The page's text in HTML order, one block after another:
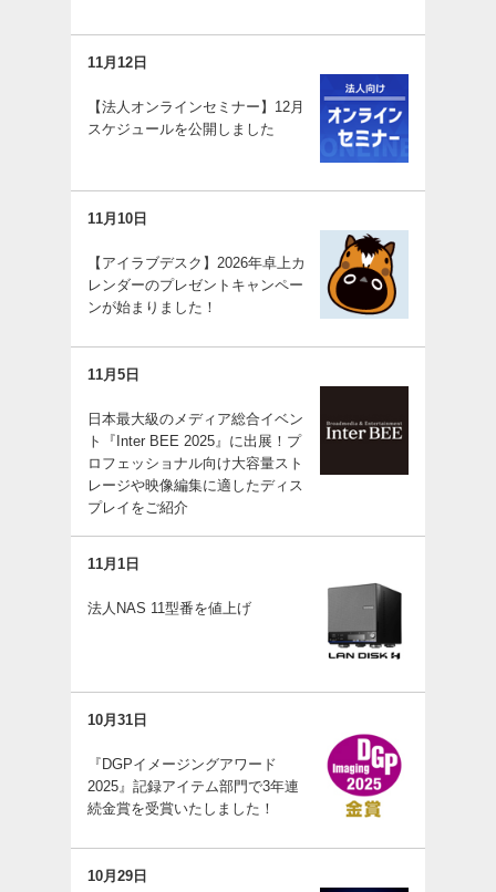
11月12日
【法人オンラインセミナー】12月
スケジュールを公開しました
11月10日
【アイラブデスク】2026年卓上カ
レンダーのプレゼントキャンペー
ンが始まりました！
11月5日
日本最大級のメディア総合イベン
ト『Inter BEE 2025』に出展！プ
ロフェッショナル向け大容量スト
レージや映像編集に適したディス
プレイをご紹介
11月1日
法人NAS 11型番を値上げ
10月31日
『DGPイメージングアワード
2025』記録アイテム部門で3年連
続金賞を受賞いたしました！
10月29日